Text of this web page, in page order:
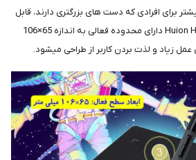
برای افرادی که دست های بزرگتری دارند، قابل
استفاده است. قلم نوری Huion H420 دارای محدوده فعالی به اندازه 65×106
زیاد و لذت بردن کاربر از طراحی میشود.